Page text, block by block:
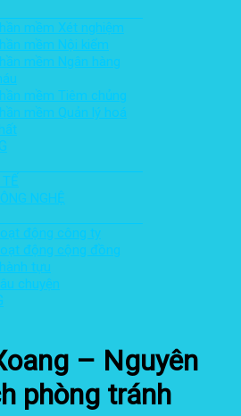
mềm Xét nghiệm
mềm Nội kiểm
mềm Ngân hàng
mềm Tiêm chủng
mềm Quản lý hoá
NGHỆ
động công ty
động cộng đồng
tựu
chuyện
– Nguyên
phòng tránh